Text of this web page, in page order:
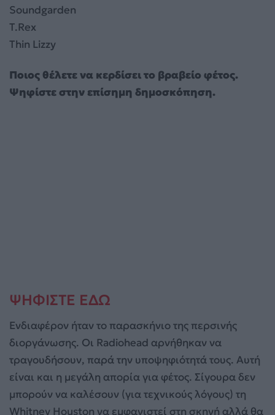
Soundgarden
T.Rex
Thin Lizzy
Ποιος θέλετε να κερδίσει το βραβείο φέτος.
Ψηφίστε στην επίσημη δημοσκόπηση.
ΨΗΦΙΣΤΕ ΕΔΩ
Ενδιαφέρον ήταν το παρασκήνιο της περσινής
διοργάνωσης. Οι Radiohead αρνήθηκαν να
τραγουδήσουν, παρά την υποψηφιότητά τους. Αυτή
είναι και η μεγάλη απορία για φέτος. Σίγουρα δεν
μπορούν να καλέσουν (για τεχνικούς λόγους) τη
Whitney Houston να εμφανιστεί στη σκηνή αλλά θα